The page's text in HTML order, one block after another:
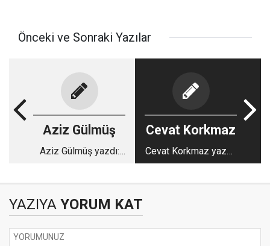
Önceki ve Sonraki Yazılar
Aziz Gülmüş
Aziz Gülmüş yazdı:
Cevat Korkmaz
Cevat Korkmaz yazdı:
Her Şeye Dair Bir
YAZIYA YORUM KAT